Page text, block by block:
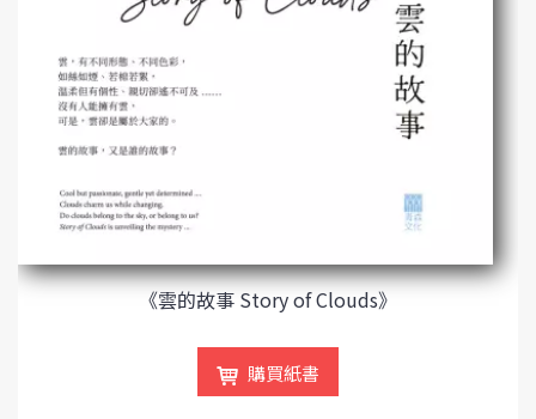
《雲的故事 Story of Clouds》
購買紙書